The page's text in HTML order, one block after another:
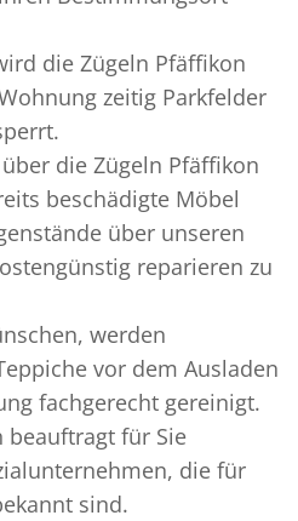
die Zügeln Pfäffikon
zeitig Parkfelder
die Zügeln Pfäffikon
beschädigte Möbel
über unseren
reparieren zu
werden
vor dem Ausladen
fachgerecht gereinigt.
beauftragt für Sie
die für
sind.